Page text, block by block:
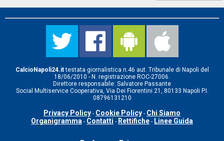
CalcioNapoli24.ittestata giornalistica n.46 aut. Tribunale di Napoli del
18/06/2010 - N. registrazione ROC-27006.
Direttore responsabile: Salvatore Passante
Social Multiservice Cooperativa, Via Dei Fiorentini 21, 80133 Napoli P.I.
08796131210
Privacy Policy - Cookie Policy - Chi Siamo
Organigramma - Contatti - Rettifiche - Linee Guida